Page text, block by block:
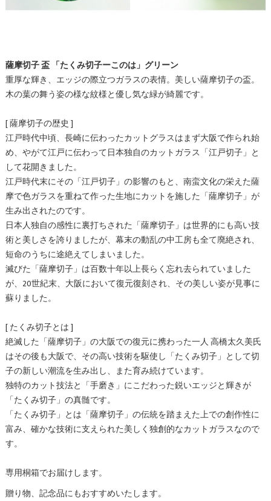
薩摩切子 盃 「たくみ切子ーこのは」グリーン
重厚な輝き、エッジの際立つガラスの表情。美しい薩摩切子の盃。
木の葉の舞う姿の様な紋様と優し気な緑が綺麗です。
[ 薩摩切子の歴史 ]
江戸時代中頃、長崎に伝わったカットグラスはまず大阪で作られ始
め、やがて江戸に伝わって日本独自のカットガラス「江戸切子」と
して花開きました。
江戸時代末にその「江戸切子」の影響のもと、南蛮文化の栄えた薩
摩で色ガラスを重ねて作った生地にカットを施した「薩摩切子」が
生み出されたのです。
日本人独自の感性に裏打ちされた「薩摩切子」は世界的にも高い技
術と美しさを誇りましたが、幕末の動乱の中工房も全て廃絶され、
短命のうちに途絶えてしまいました。
滅びた「薩摩切子」は百数十年以上長らく忘れ去られていました
が、20世紀末、大阪において復元復刻され、その美しい姿が見事に
蘇りました。
[ たくみ切子とは ]
絶滅した「薩摩切子」の大阪での復元に携わった一人 高橋太久美氏
はその後も大阪で、その高い技術を駆使し「たくみ切子」として切
子の新しい潮流を生み出し、また育み続けています。
独特のカット技法と「手磨き」にこだわった鋭いエッジと輝きが
「たくみ切子」の真髄です。
「たくみ切子」とは「薩摩切子」の伝統を踏まえた上での創作性に
富み、確かな技術に支えられた美しく独創的なカットガラスなので
す。
専用桐箱でお届けします。
贈り物、記念品にもおすすめいたします。